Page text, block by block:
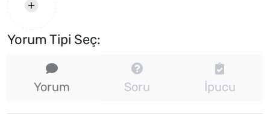
Yorum Tipi Seç:
Yorum Soru İpucu